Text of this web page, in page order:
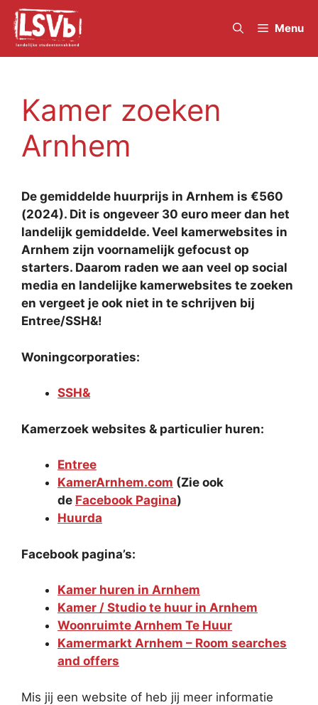
Skip
content
Menu
Kamer zoeken
Arnhem
De gemiddelde huurprijs in Arnhem is €560
(2024). Dit is ongeveer 30 euro meer dan het
landelijk gemiddelde. Veel kamerwebsites in
Arnhem zijn voornamelijk gefocust op
starters. Daarom raden we aan veel op social
media en landelijke kamerwebsites te zoeken
en vergeet je ook niet in te schrijven bij
Entree/SSH&!
Woningcorporaties:
SSH&
Kamerzoek websites & particulier huren:
Entree
KamerArnhem.com (Zie ook
de Facebook Pagina)
Huurda
Facebook pagina’s:
Kamer huren in Arnhem
Kamer / Studio te huur in Arnhem
Woonruimte Arnhem Te Huur
Kamermarkt Arnhem – Room searches
and offers
Mis jij een website of heb jij meer informatie